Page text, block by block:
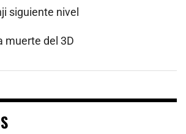
siguiente nivel
muerte del 3D